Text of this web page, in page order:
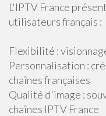
L'IPTV France
utilisateurs français :
Flexibilité :
Personnalisation :
chaînes françaises
Qualité d'image :
chaînes IPTV France